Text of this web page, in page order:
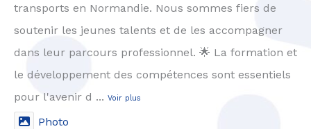
transports en Normandie. Nous sommes fiers de
soutenir les jeunes talents et de les accompagner
dans leur parcours professionnel. 🌟 La formation et
le développement des compétences sont essentiels
pour l'avenir d ... Voir plus
Photo